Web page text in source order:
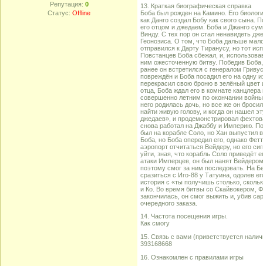
Репутация: 0
Статус: Offline
13. Краткая биографическая справка
Боба был рожден на Камино. Его
как Данго создал Бобу как свого
его отцом и джедаем. Боба и Джанго
Винду. С тех пор он стал ненавидеть
Геонозиса. О том, что Боба дальше
отправился к Дарту Тиранусу, но тот
Повстанцев Боба сбежал, и,
ним ожесточенную битву. Победив
ранее он встретился с генералом
повреждён и Боба посадил его на одну
перекрасил свою броню в зелёный
отца, Боба ждал его в комнате
совершенно летним по окончании
него родилась дочь, но все же он
найти живую голову, и когда он нашел
джедаев», и продемонстрировал
снова работал на Джаббу и Империю.
был на корабле Соло, но Хан выпустил
Боба, но Боба опередил его, однако
аэропорт отчитаться Вейдеру, но его
уйти, зная, что корабль Соло приведёт
атаки Имперцев, он был нанят
поэтому смог за ним последовать. На
сразиться с Иго-88 у Татуина, одолев
история с «ты получишь столько,
и Ко. Во время битвы со Скайвокером,
закончилась, он смог выжить и, убив
очередного заказа.
14. Частота посещения игры.
Как смогу
15. Связь с вами (приветствуется
393168668
16. Ознакомлен с правилами игры